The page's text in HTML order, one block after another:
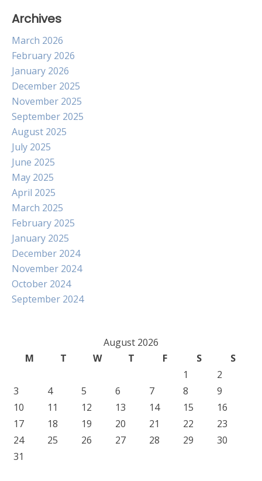
Archives
March 2026
February 2026
January 2026
December 2025
November 2025
September 2025
August 2025
July 2025
June 2025
May 2025
April 2025
March 2025
February 2025
January 2025
December 2024
November 2024
October 2024
September 2024
August 2026
M
T W T F S
S
1
2
3
4 5 6 7 8
9
10
11 12 13 14 15
16
17
18 19 20 21 22
23
24
25 26 27 28 29
30
31